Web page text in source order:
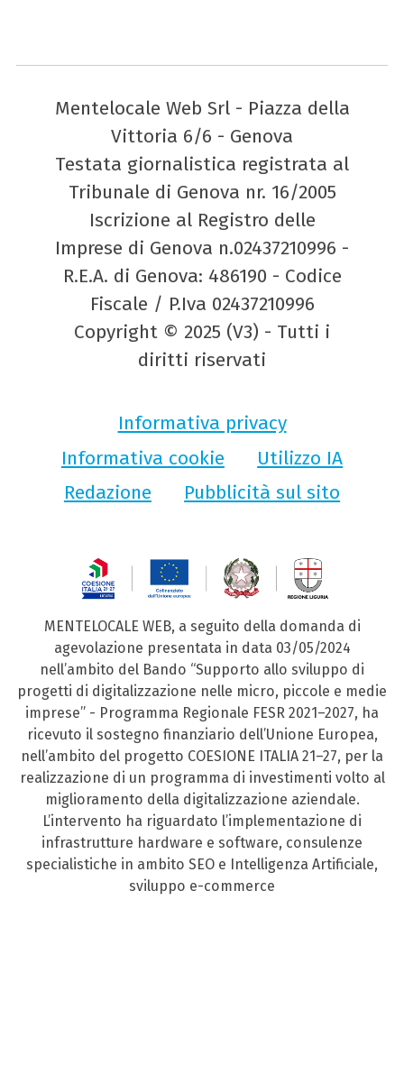
Mentelocale Web Srl - Piazza della
Vittoria 6/6 - Genova
Testata giornalistica registrata al
Tribunale di Genova nr. 16/2005
Iscrizione al Registro delle
Imprese di Genova n.02437210996 -
R.E.A. di Genova: 486190 - Codice
Fiscale / P.Iva 02437210996
Copyright © 2025 (V3) - Tutti i
diritti riservati
Informativa privacy
Informativa cookie
Utilizzo IA
Redazione
Pubblicità sul sito
MENTELOCALE WEB, a seguito della domanda di
agevolazione presentata in data 03/05/2024
nell’ambito del Bando “Supporto allo sviluppo di
progetti di digitalizzazione nelle micro, piccole e medie
imprese” - Programma Regionale FESR 2021–2027, ha
ricevuto il sostegno finanziario dell’Unione Europea,
nell’ambito del progetto COESIONE ITALIA 21–27, per la
realizzazione di un programma di investimenti volto al
miglioramento della digitalizzazione aziendale.
L’intervento ha riguardato l’implementazione di
infrastrutture hardware e software, consulenze
specialistiche in ambito SEO e Intelligenza Artificiale,
sviluppo e-commerce